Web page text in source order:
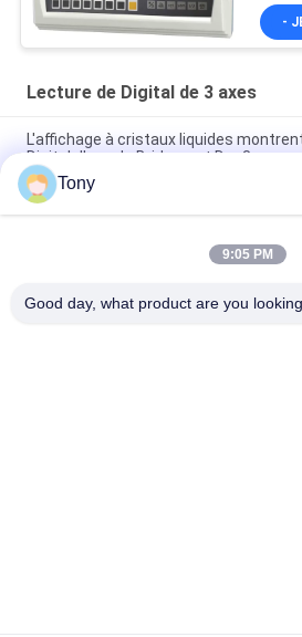
-
Lecture de Digital de 3 axes
L'affichage à cristaux liquides
Digital d'axe de Bridgeport Dro 3
Lecture de Digital d'axe de Mini Lathe 3
l'encodeur linéaire d'échelles
Kit optique de lecture de Digital d'axe
Tony
9:05 PM
Good day, what product are you